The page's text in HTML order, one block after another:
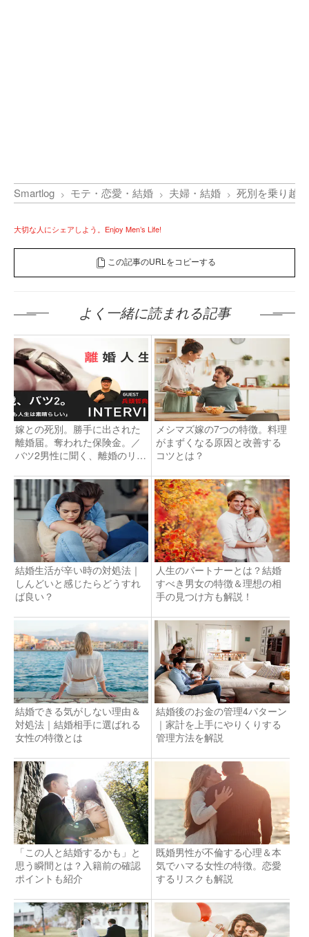
Smartlog モテ・恋愛・結婚 夫婦・結婚 死別を乗り越
大切な人にシェアしよう。Enjoy Men’s Life!
この記事のURLをコピーする
よく一緒に読まれる記事
嫁との死別。勝手に出された
離婚届。奪われた保険金。／
バツ2男性に聞く、離婚のリア
メシマズ嫁の7つの特徴。料理
がまずくなる原因と改善する
コツとは？
結婚生活が辛い時の対処法｜
しんどいと感じたらどうすれ
ば良い？
人生のパートナーとは？結婚
すべき男女の特徴＆理想の相
手の見つけ方も解説！
結婚できる気がしない理由＆
対処法｜結婚相手に選ばれる
女性の特徴とは
結婚後のお金の管理4パターン
｜家計を上手にやりくりする
管理方法を解説
「この人と結婚するかも」と
思う瞬間とは？入籍前の確認
ポイントも紹介
既婚男性が不倫する心理＆本
気でハマる女性の特徴。恋愛
するリスクも解説